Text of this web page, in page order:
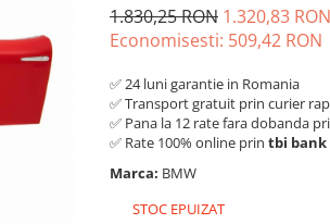
1.830,25 RON 1.320,83 RON
Economisesti: 509,42 RON
✅ 24 luni garantie in Romania
✅ Transport gratuit prin curier
✅ Pana la 12 rate fara dobanda
✅ Rate 100% online prin tbi bank
Marca: BMW
STOC EPUIZAT